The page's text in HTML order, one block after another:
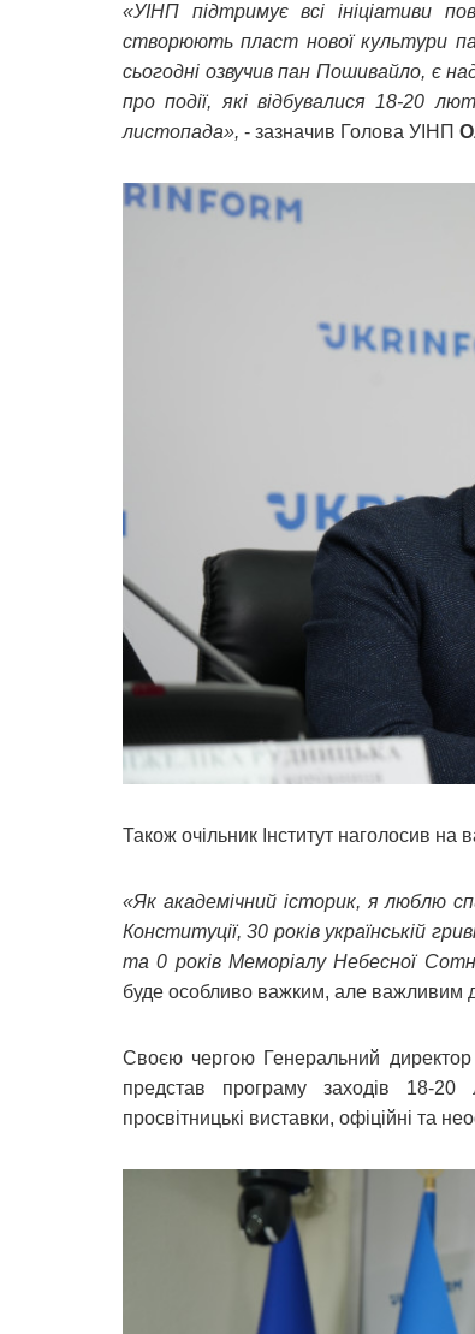
«УІНП підтримує всі ініціативи
створюють пласт нової культури
сьогодні озвучив пан Пошивайло, є
про події, які відбувалися 18-20
листопада», - зазначив Голова УІНП
Також очільник Інститут наголосив
«Як академічний історик, я люблю
Конституції, 30 років українській
та 0 років Меморіалу Небесної
буде особливо важким, але важливим
Своєю чергою Генеральний директор
представ програму заходів 18-20
просвітницькі виставки, офіційні та